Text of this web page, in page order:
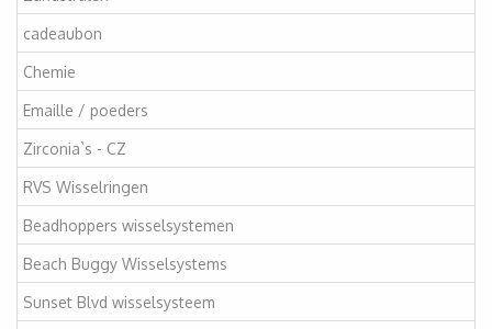
cadeaubon
Chemie
Emaille / poeders
Zirconia`s - CZ
RVS Wisselringen
Beadhoppers wisselsystemen
Beach Buggy Wisselsystems
Sunset Blvd wisselsysteem